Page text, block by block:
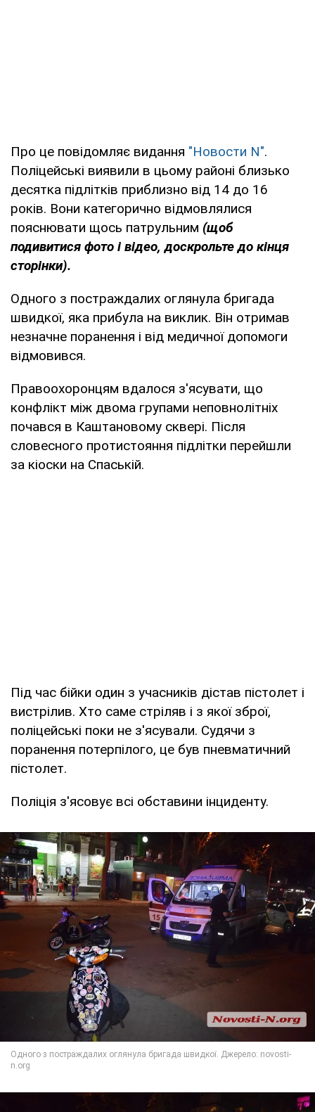
Про це повідомляє видання "Новости N".
Поліцейські виявили в цьому районі близько
десятка підлітків приблизно від 14 до 16
років. Вони категорично відмовлялися
пояснювати щось патрульним (щоб
подивитися фото і відео, доскрольте до кінця
сторінки).
Одного з постраждалих оглянула бригада
швидкої, яка прибула на виклик. Він отримав
незначне поранення і від медичної допомоги
відмовився.
Правоохоронцям вдалося з'ясувати, що
конфлікт між двома групами неповнолітніх
почався в Каштановому сквері. Після
словесного протистояння підлітки перейшли
за кіоски на Спаській.
Під час бійки один з учасників дістав пістолет і
вистрілив. Хто саме стріляв і з якої зброї,
поліцейські поки не з'ясували. Судячи з
поранення потерпілого, це був пневматичний
пістолет.
Поліція з'ясовує всі обставини інциденту.